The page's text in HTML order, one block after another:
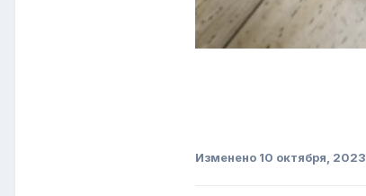
Изменено 10 октября, 2023